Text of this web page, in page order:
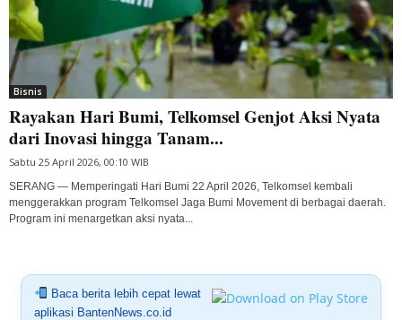
Bisnis
Rayakan Hari Bumi, Telkomsel Genjot Aksi Nyata
dari Inovasi hingga Tanam...
Sabtu 25 April 2026, 00:10 WIB
SERANG — Memperingati Hari Bumi 22 April 2026, Telkomsel kembali
menggerakkan program Telkomsel Jaga Bumi Movement di berbagai daerah.
Program ini menargetkan aksi nyata...
Baca berita lebih cepat lewat
aplikasi BantenNews.co.id